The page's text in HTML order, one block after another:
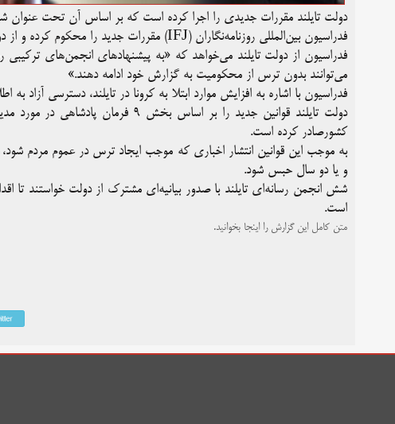
دولت تایلند مقررات جدیدی را اجرا کرده است که بر اساس آن تحت عنوان
فدراسیون بین‌المللی روزنامه‌نگاران (IFJ) مقررات جدید را محکوم کرده و از دولت تایلند می‌خواهد که فورا آن را لغو کند.
فدراسیون از دولت تایلند می‌خواهد که «به پیشنهاد‌های انجمن‌های ترکیبی
می‌توانند بدون ترس از محکومیت به گزارش خود ادامه دهند.»
فدراسیون با اشاره به افزایش موارد ابتلا به کرونا در تایلند، دسترسی
دولت تایلند قوانین جدید را بر اساس
کشورصادر کرده است.
به موجب این قوانین انتشار اخباری که موجب ایجاد ترس در عموم مردم
و یا دو سال حبس شود.
شش انجمن رسانه‌ای تایلند با صدور بیانیه‌ای مشترک از دولت خواستند تا
است.
متن کامل این گزارش را اینجا بخوانید.